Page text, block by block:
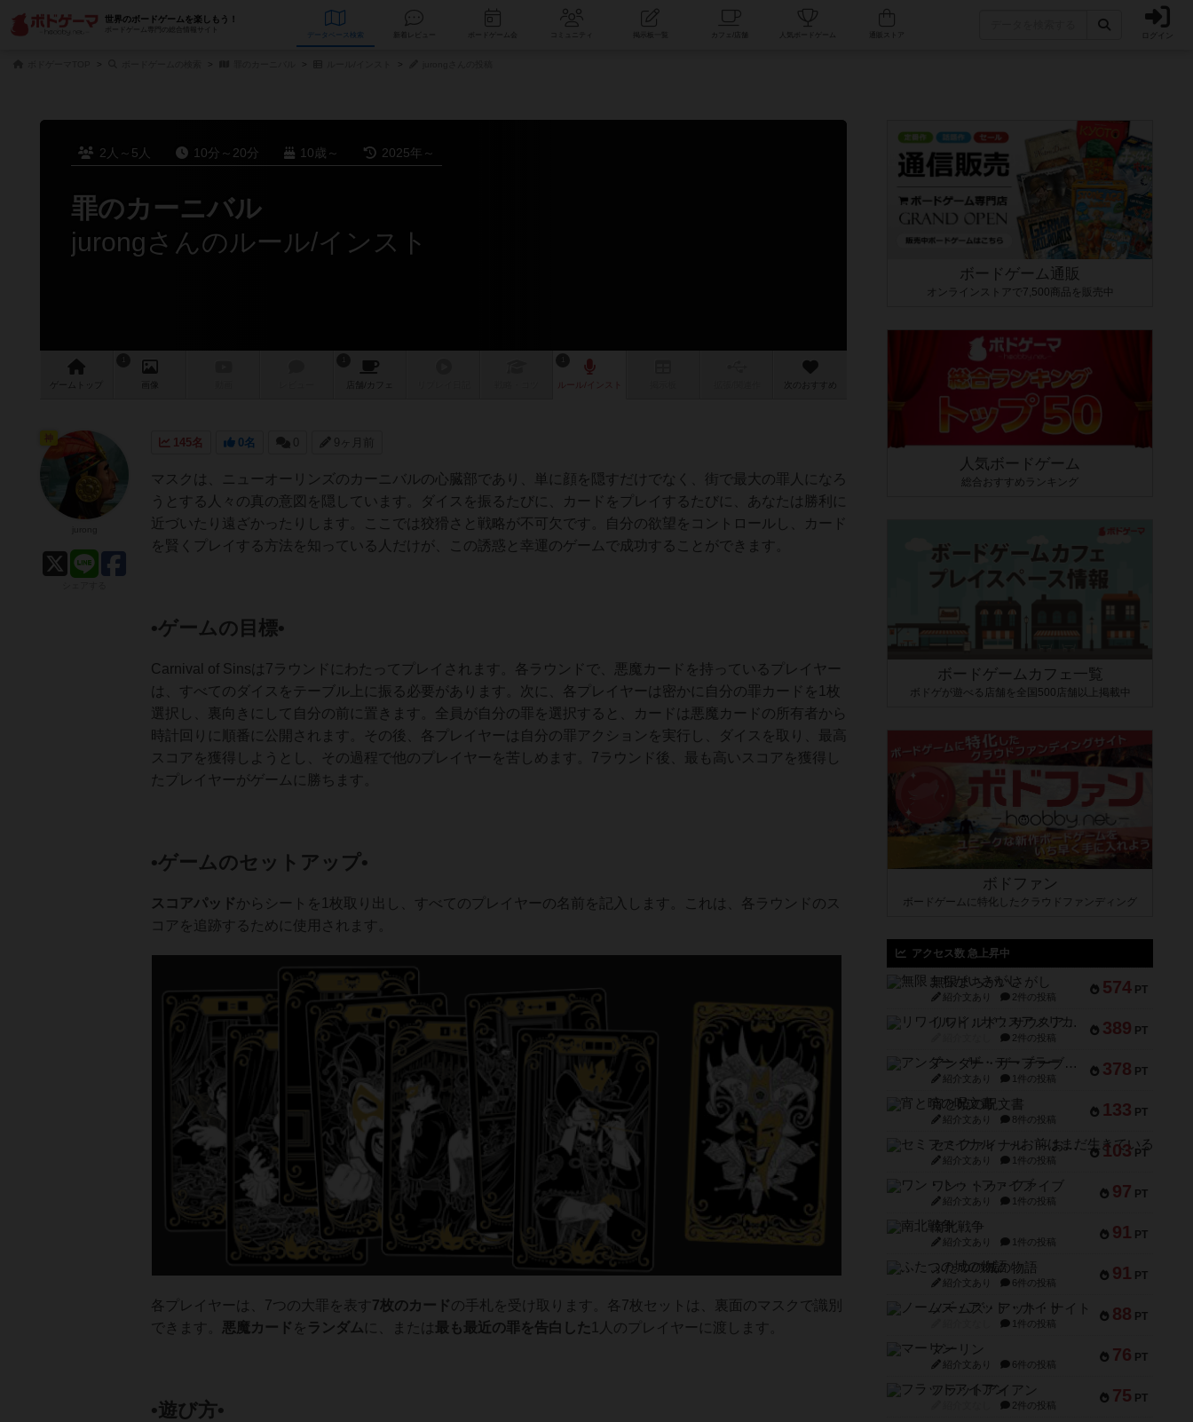
世界のボードゲームを楽しもう！
ボードゲーム専門の総合情報サイト
データベース コミュニティ 人気ボードゲーム ログイン
2人～5人 10分～20分 10歳～ 2025年～
罪のカーニバル
jurongさんのルール/インスト
ゲーム 画像 店舗/ カフェ 次のおすすめ
145名 0名 0 9ヶ月前
マスクは、ニューオーリンズのカーニバルの心臓部であり、単に顔を隠すだけでなく、街で最大の罪人になろ
うとする人々の真の意図を隠しています。ダイスを振るたびに、カードをプレイするたびに、あなたは勝利に
近づいたり遠ざかったりします。ここでは狡猾さと戦略が不可欠です。自分の欲望をコントロールし、カード
を賢くプレイする方法を知っている人だけが、この誘惑と幸運のゲームで成功することができます。
•ゲームの目標•
Carnival of Sinsは7ラウンドにわたってプレイされます。各ラウンドで、悪魔カードを持っているプレイヤー
は、すべてのダイスをテーブル上に振る必要があります。次に、各プレイヤーは密かに自分の罪カードを1枚
選択し、裏向きにして自分の前に置きます。全員が自分の罪を選択すると、カードは悪魔カードの所有者から
時計回りに順番に公開されます。その後、各プレイヤーは自分の罪アクションを実行し、ダイスを取り、最高
スコアを獲得しようとし、その過程で他のプレイヤーを苦しめます。7ラウンド後、最も高いスコアを獲得し
たプレイヤーがゲームに勝ちます。
•ゲームのセットアップ•
スコアパッドからシートを1枚取り出し、すべてのプレイヤーの名前を記入します。これは、各ラウンドのス
コアを追跡するために使用されます。
各プレイヤーは、7つの大罪を表す 7枚のカードの手札を受け取ります。各7枚セットは、裏面のマスクで識別
できます。 悪魔カード を ランダム に、または 最も最近の罪を告白した 1人のプレイヤーに渡します。
•遊び方•
ボードゲーム通販
オンラインストアで7,500商品を販売中
人気ボードゲーム
総合おすすめランキング
ボードゲームカフェ一覧
ボドゲが遊べる店舗を全国500店舗以上掲載中
ボドファン
ボードゲームに特化したクラウドファンディング
アクセス数 急上昇中
574 PT
無限まちがいさがし
紹介文あり 2件の投稿
389 PT
リワイルド：サウスアメリカ
2件の投稿
378 PT
アンダー・ザ・テーブラー
紹介文あり 1件の投稿
133 PT
宵と暁の呪文書
紹介文あり 8件の投稿
103 PT
セミファイナル ～お前はまだ生きている～
紹介文あり 1件の投稿
97 PT
ワン・トゥ・ファイブ
紹介文あり 1件の投稿
91 PT
南北戦争
紹介文あり 1件の投稿
91 PT
ふたつの城の物語
紹介文あり 6件の投稿
88 PT
ノームズ・アット・ナイト
1件の投稿
76 PT
マーリン
紹介文あり 6件の投稿
75 PT
フラットアイアン
2件の投稿